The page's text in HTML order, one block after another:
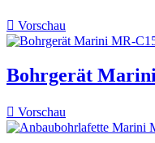
 Vorschau
Bohrgerät
 Vorschau